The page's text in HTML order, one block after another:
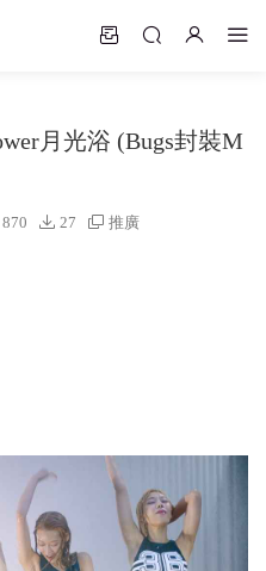
月光浴 (Bugs封裝M
870 27 推廣